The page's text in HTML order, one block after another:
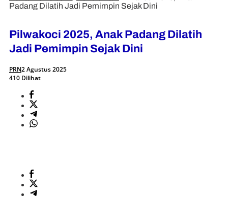
Padang Dilatih Jadi Pemimpin Sejak Dini
Pilwakoci 2025, Anak Padang Dilatih
Jadi Pemimpin Sejak Dini
PRN2 Agustus 2025
410 Dilihat